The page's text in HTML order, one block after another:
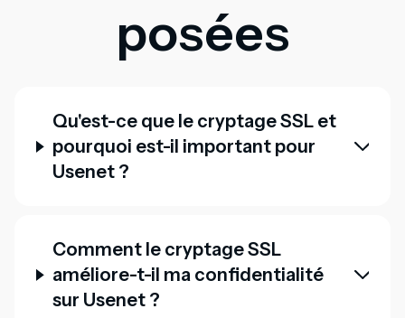
posées
Qu'est-ce que le cryptage SSL et
pourquoi est-il important pour
Usenet ?
Comment le cryptage SSL
améliore-t-il ma confidentialité
sur Usenet ?